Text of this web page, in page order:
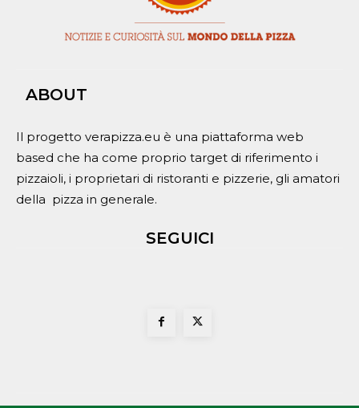
ABOUT
Il progetto verapizza.eu è una piattaforma web
based che ha come proprio target di riferimento i
pizzaioli, i proprietari di ristoranti e pizzerie, gli amatori
della pizza in generale.
SEGUICI